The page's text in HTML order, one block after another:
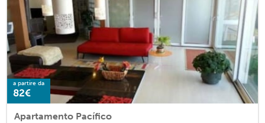
a partire da
82€
Apartamento Pacífico